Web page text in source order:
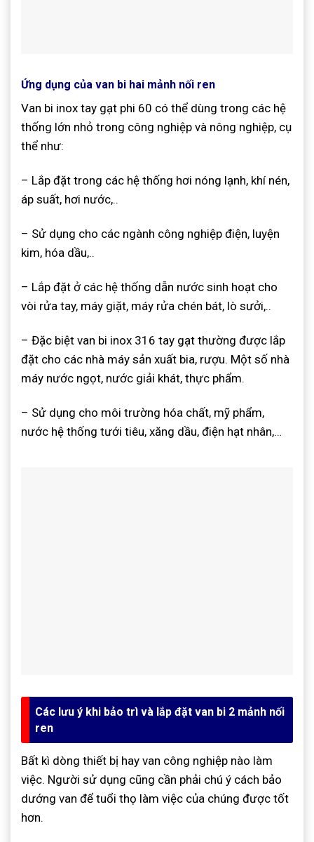
Ứng dụng của van bi hai mảnh nối ren
Van bi inox tay gạt phi 60 có thể dùng trong các hệ
thống lớn nhỏ trong công nghiệp và nông nghiệp, cụ
thể như:
– Lắp đặt trong các hệ thống hơi nóng lạnh, khí nén,
áp suất, hơi nước,..
– Sử dụng cho các ngành công nghiệp điện, luyện
kim, hóa dầu,..
– Lắp đặt ở các hệ thống dẫn nước sinh hoạt cho
vòi rửa tay, máy giặt, máy rửa chén bát, lò sưởi,..
– Đặc biệt van bi inox 316 tay gạt thường được lắp
đặt cho các nhà máy sản xuất bia, rượu. Một số nhà
máy nước ngọt, nước giải khát, thực phẩm.
– Sử dụng cho môi trường hóa chất, mỹ phẩm,
nước hệ thống tưới tiêu, xăng dầu, điện hạt nhân,…
Các lưu ý khi bảo trì và lắp đặt van bi 2 mảnh nối
ren
Bất kì dòng thiết bị hay van công nghiệp nào làm
việc. Người sử dụng cũng cần phải chú ý cách bảo
dướng van để tuổi thọ làm việc của chúng được tốt
hơn.